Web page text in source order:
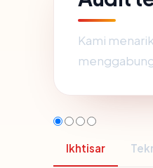
Kami
Ikhtisar